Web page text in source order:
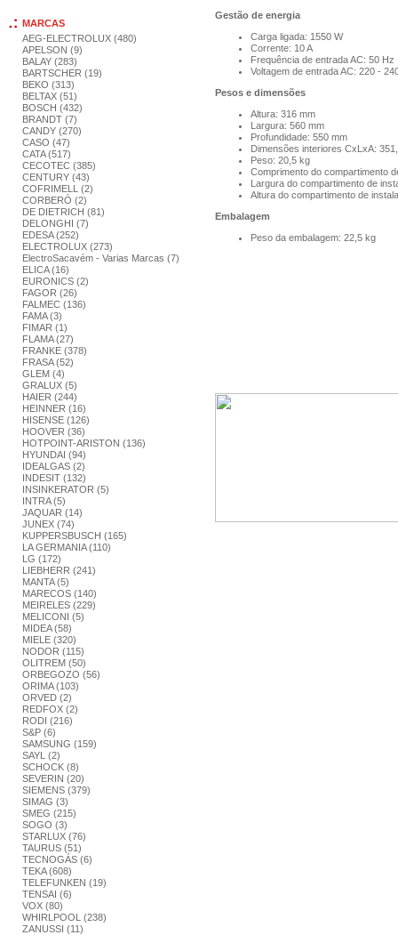
MARCAS
AEG-ELECTROLUX (480)
APELSON (9)
BALAY (283)
BARTSCHER (19)
BEKO (313)
BELTAX (51)
BOSCH (432)
BRANDT (7)
CANDY (270)
CASO (47)
CATA (517)
CECOTEC (385)
CENTURY (43)
COFRIMELL (2)
CORBERÓ (2)
DE DIETRICH (81)
DELONGHI (7)
EDESA (252)
ELECTROLUX (273)
ElectroSacavém - Varias Marcas (7)
ELICA (16)
EURONICS (2)
FAGOR (26)
FALMEC (136)
FAMA (3)
FIMAR (1)
FLAMA (27)
FRANKE (378)
FRASA (52)
GLEM (4)
GRALUX (5)
HAIER (244)
HEINNER (16)
HISENSE (126)
HOOVER (36)
HOTPOINT-ARISTON (136)
HYUNDAI (94)
IDEALGAS (2)
INDESIT (132)
INSINKERATOR (5)
INTRA (5)
JAQUAR (14)
JUNEX (74)
KUPPERSBUSCH (165)
LA GERMANIA (110)
LG (172)
LIEBHERR (241)
MANTA (5)
MARECOS (140)
MEIRELES (229)
MELICONI (5)
MIDEA (58)
MIELE (320)
NODOR (115)
OLITREM (50)
ORBEGOZO (56)
ORIMA (103)
ORVED (2)
REDFOX (2)
RODI (216)
S&P (6)
SAMSUNG (159)
SAYL (2)
SCHOCK (8)
SEVERIN (20)
SIEMENS (379)
SIMAG (3)
SMEG (215)
SOGO (3)
STARLUX (76)
TAURUS (51)
TECNOGÁS (6)
TEKA (608)
TELEFUNKEN (19)
TENSAI (6)
VOX (80)
WHIRLPOOL (238)
ZANUSSI (11)
Gestão de energia
Carga ligada: 1550 W
Corrente: 10 A
Frequência de entrada AC: 50 Hz
Voltagem de entrada AC: 220 -
Pesos e dimensões
Altura: 316 mm
Largura: 560 mm
Profundidade: 550 mm
Dimensões interiores CxLxA:
Peso: 20,5 kg
Comprimento do compartimento
Largura do compartimento de
Altura do compartimento de
Embalagem
Peso da embalagem: 22,5 kg